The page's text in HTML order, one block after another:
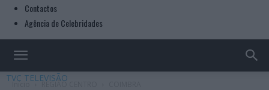
Contactos
Agência de Celebridades
TVC TELEVISÃO
Início REGIÃO CENTRO